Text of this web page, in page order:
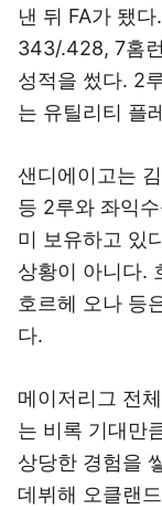
낸 뒤 FA가 됐
343/.428, 7홈
성적을 썼다. 2
는 유틸리티 플
샌디에이고는
등 2루와 좌익
미 보유하고 있
상황이 아니다.
호르헤 오나 등
다.
메이저리그 전
는 비록 기대만
상당한 경험을
데뷔해 오클랜